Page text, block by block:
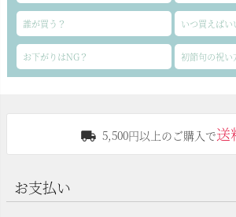
誰が買う？ いつ買えばい
お下がりはNG？ 初節句の祝い
5,500円以上のご購入で送
お支払い